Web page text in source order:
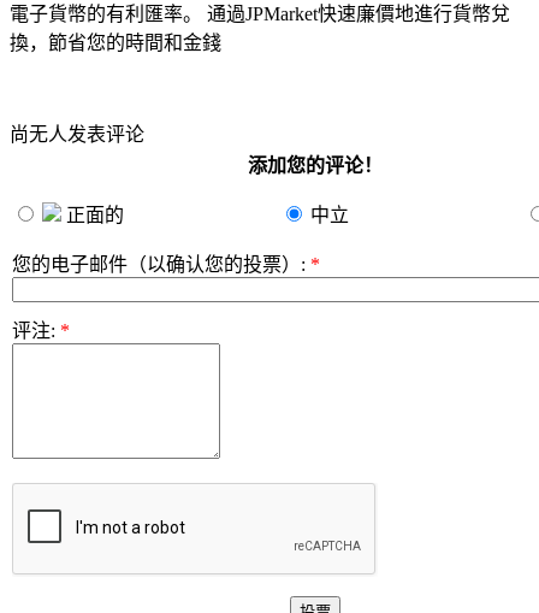
電子貨幣的有利匯率。 通過JPMarket快速廉價地進行貨幣兌
換，節省您的時間和金錢
尚无人发表评论
添加您的评论！
正面的 中立
您的电子邮件（以确认您的投票） : *
评注: *